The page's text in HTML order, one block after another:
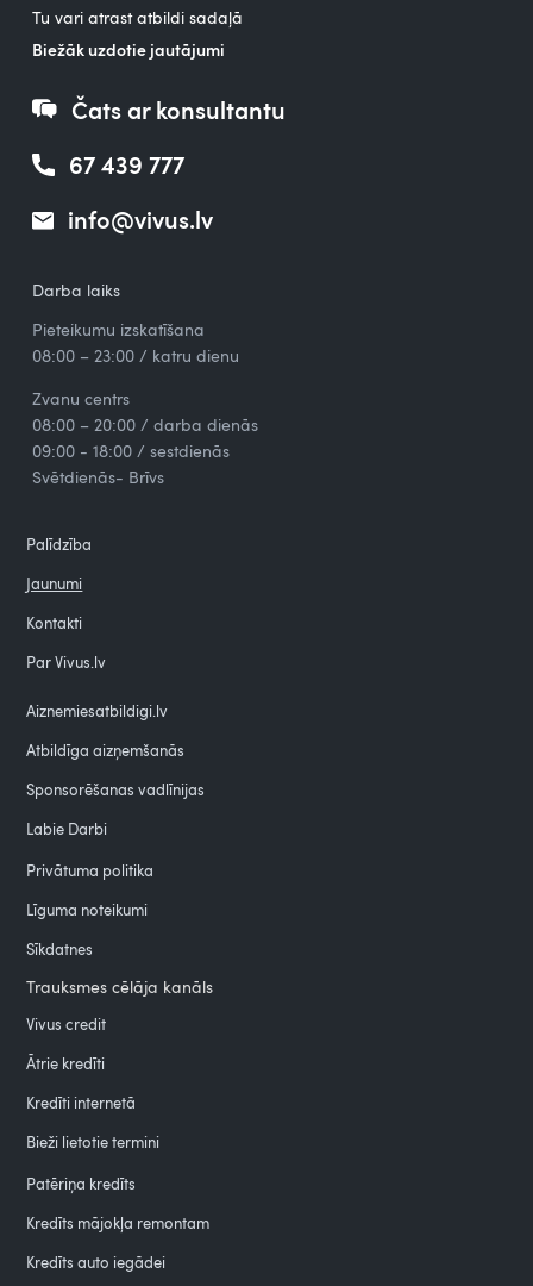
Tu vari atrast atbildi sadaļā
Biežāk uzdotie jautājumi
Čats ar konsultantu
67 439 777
info@vivus.lv
Darba laiks
Pieteikumu izskatīšana
08:00 – 23:00 / katru dienu
Zvanu centrs
08:00 – 20:00 / darba dienās
09:00 - 18:00 / sestdienās
Svētdienās- Brīvs
Palīdzība
Jaunumi
Kontakti
Par Vivus.lv
Aiznemiesatbildigi.lv
Atbildīga aizņemšanās
Sponsorēšanas vadlīnijas
Labie Darbi
Privātuma politika
Līguma noteikumi
Sīkdatnes
Trauksmes cēlāja kanāls
Vivus credit
Ātrie kredīti
Kredīti internetā
Bieži lietotie termini
Patēriņa kredīts
Kredīts mājokļa remontam
Kredīts auto iegādei